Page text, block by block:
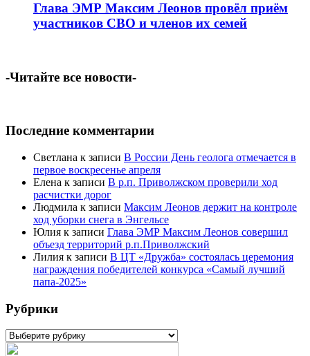
Глава ЭМР Максим Леонов провёл приём
участников СВО и членов их семей
-Читайте все новости-
Последние комментарии
Светлана к записи В России День геолога отмечается в
первое воскресенье апреля
Елена к записи В р.п. Приволжском проверили ход
расчистки дорог
Людмила к записи Максим Леонов держит на контроле
ход уборки снега в Энгельсе
Юлия к записи Глава ЭМР Максим Леонов совершил
объезд территорий р.п.Приволжский
Лилия к записи В ЦТ «Дружба» состоялась церемония
награждения победителей конкурса «Самый лучший
папа-2025»
Рубрики
Рубрики